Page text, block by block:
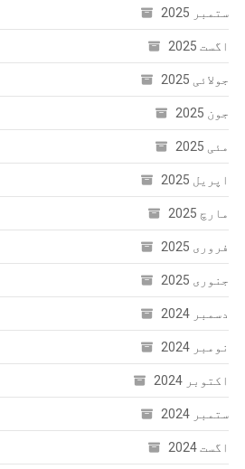
ستمبر 2025
اگست 2025
جولائی 2025
جون 2025
مئی 2025
اپریل 2025
مارچ 2025
فروری 2025
جنوری 2025
دسمبر 2024
نومبر 2024
اکتوبر 2024
ستمبر 2024
اگست 2024